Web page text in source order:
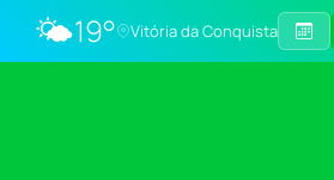
🌤️19° Vitória da Conquista